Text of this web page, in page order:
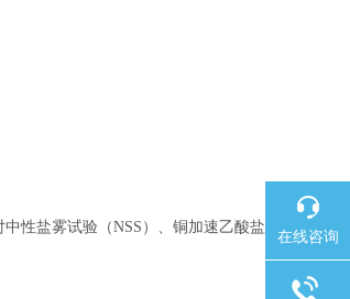
性盐雾试验（NSS）、铜加速乙酸盐
在线咨询